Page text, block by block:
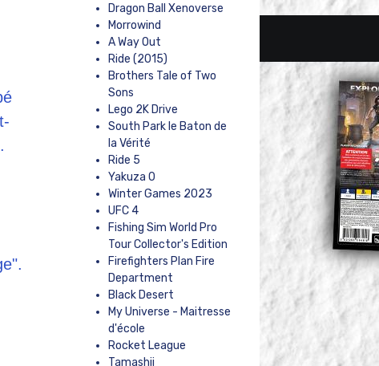
Dragon Ball Xenoverse
Morrowind
A Way Out
Ride (2015)
Brothers Tale of Two
Sons
Lego 2K Drive
South Park le Baton de
la Vérité
Ride 5
Yakuza 0
Winter Games 2023
UFC 4
Fishing Sim World Pro
Tour Collector's Edition
Firefighters Plan Fire
Department
Black Desert
My Universe - Maitresse
d'école
Rocket League
Tamashii